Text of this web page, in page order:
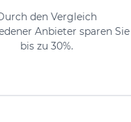
den Vergleich
Anbieter sparen Sie
bis zu 30%.